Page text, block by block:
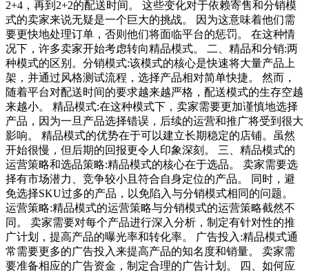
2+4，再到2+2的配送时间。 这些变化对于依赖寄售和分销模
式的卖家来说无疑是一个巨大的挑战。 因为这意味着他们需
要更快地处理订单，否则他们将面临平台的惩罚。 在这种情
况下，许多卖家开始考虑转向精品模式。 二、精品和分销:两
种模式的区别。分销模式:该模式的核心是快速将大量产品上
架，并通过风格测试流程，选择产品相对简单快捷。 然而，
随着平台对配送时间的要求越来越严格，配送模式的生存空越
来越小。 精品模式:在这种模式下，卖家需要更加谨慎地选择
产品，因为一旦产品选择错误，后续的运营和推广将受到很大
影响。 精品模式的优势在于可以建立长期稳定的店铺。虽然
开始很慢，但后期的回报更令人印象深刻。 三、精品模式的
运营策略和选品策略:精品模式的核心在于选品。 卖家需要选
择有市场潜力、竞争较小且符合自身定位的产品。 同时，避
免选择SKU过多的产品，以免陷入与分销模式相同的问题。
运营策略:精品模式的运营策略与分销模式的运营策略截然不
同。 卖家需要对每个产品进行深入分析，制定有针对性的推
广计划，提高产品的曝光率和转化率。 广告投入:精品模式通
常需要更多的广告投入来提高产品的知名度和销量。 卖家需
要准备相应的广告资金，制定合理的广告计划。 四、如何应